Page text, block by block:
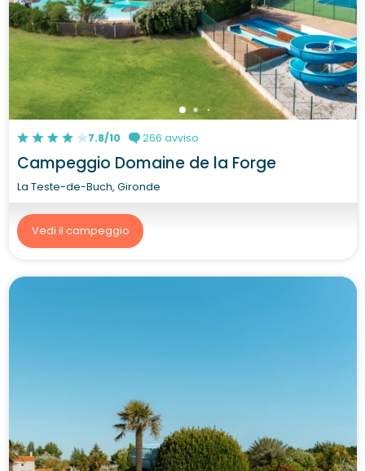
7.8/10 266 avviso
Campeggio Domaine de la Forge
La Teste-de-Buch, Gironde
Vedi il campeggio